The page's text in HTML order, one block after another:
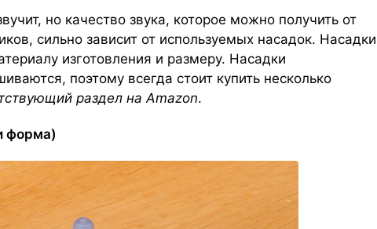
но качество звука, которое можно получить от
сильно зависит от используемых насадок. Насадки
изготовления и размеру. Насадки
поэтому всегда стоит купить несколько
раздел на Amazon.
форма)